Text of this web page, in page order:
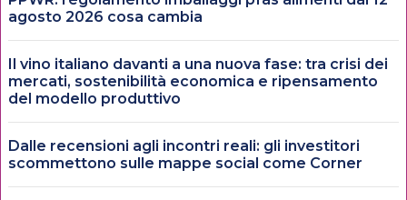
agosto 2026 cosa cambia
Il vino italiano davanti a una nuova fase: tra crisi dei
mercati, sostenibilità economica e ripensamento
del modello produttivo
Dalle recensioni agli incontri reali: gli investitori
scommettono sulle mappe social come Corner